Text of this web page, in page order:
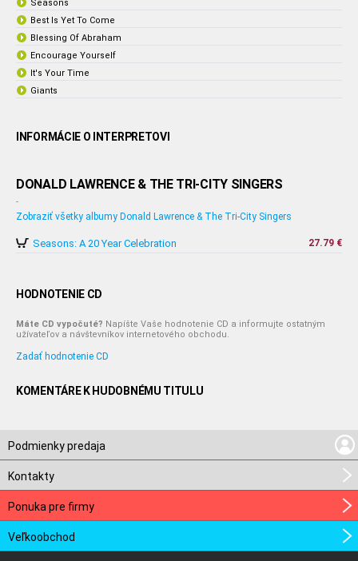
Seasons
Best Is Yet To Come
Blessing Of Abraham
Encourage Yourself
It's Your Time
Giants
INFORMÁCIE O INTERPRETOVI
DONALD LAWRENCE & THE TRI-CITY SINGERS
-
Zobraziť všetky albumy Donald Lawrence & The Tri-City Singers
Seasons: A 20 Year Celebration 27.79 €
HODNOTENIE CD
Máte CD vypočuté? Napíšte Vaše hodnotenie CD a informujte ostatným
užívateľov a návštevníkov internetového obchodu.
Zadať hodnotenie CD
KOMENTÁRE K HUDOBNÉMU TITULU
Podmienky predaja
Kontakty
Ponuka pre firmy
Veľkoobchod